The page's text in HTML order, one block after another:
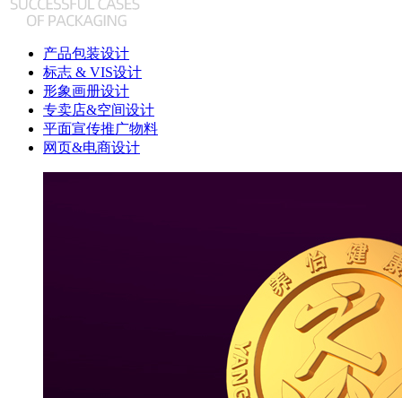
产品包装设计
标志 & VIS设计
形象画册设计
专卖店&空间设计
平面宣传推广物料
网页&电商设计